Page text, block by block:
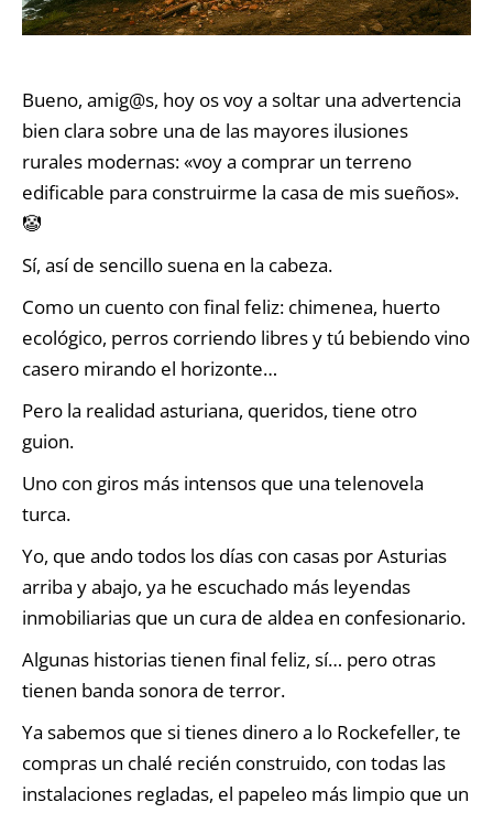
Bueno, amig@s, hoy os voy a soltar una advertencia
bien clara sobre una de las mayores ilusiones
rurales modernas: «voy a comprar un terreno
edificable para construirme la casa de mis sueños».
🤡
Sí, así de sencillo suena en la cabeza.
Como un cuento con final feliz: chimenea, huerto
ecológico, perros corriendo libres y tú bebiendo vino
casero mirando el horizonte…
Pero la realidad asturiana, queridos, tiene otro
guion.
Uno con giros más intensos que una telenovela
turca.
Yo, que ando todos los días con casas por Asturias
arriba y abajo, ya he escuchado más leyendas
inmobiliarias que un cura de aldea en confesionario.
Algunas historias tienen final feliz, sí… pero otras
tienen banda sonora de terror.
Ya sabemos que si tienes dinero a lo Rockefeller, te
compras un chalé recién construido, con todas las
instalaciones regladas, el papeleo más limpio que un